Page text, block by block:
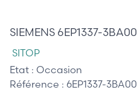
SIEMENS 6EP1337-3BA00
SITOP
Etat : Occasion
Référence : 6EP1337-3BA00